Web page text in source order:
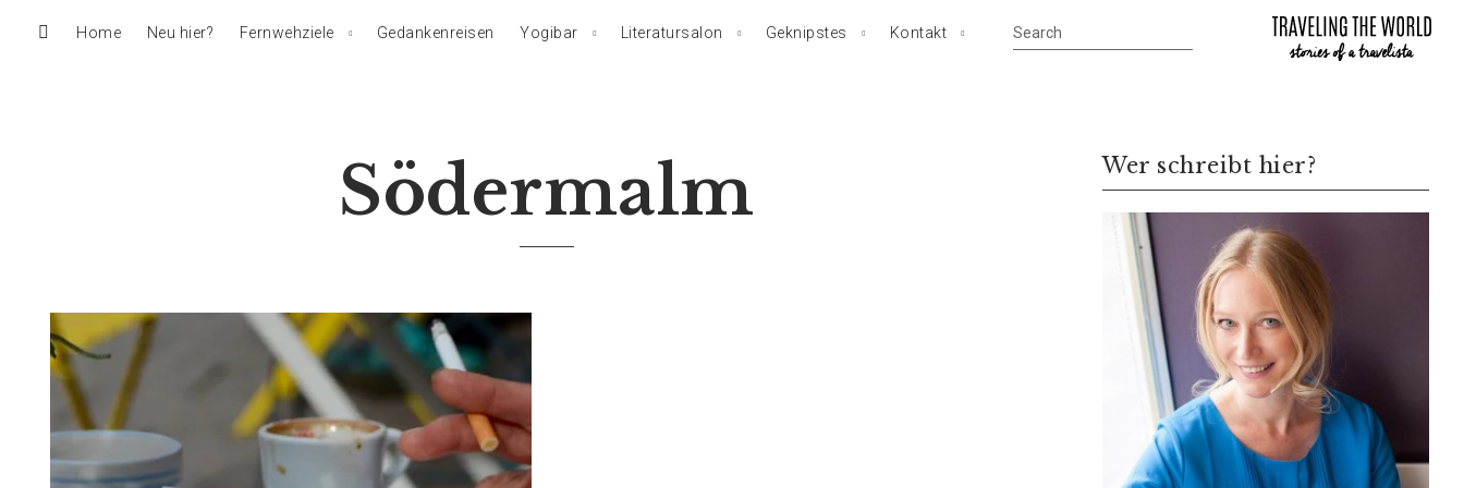
Home Neu hier? Fernwehziele Gedankenreisen Yogibar Literatursalon Geknipstes Kontakt
Södermalm Wer schreibt hier?